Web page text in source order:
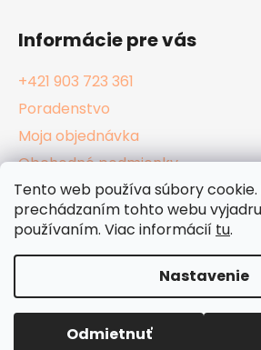
Tento web používa súbory
prechádzaním tohto webu
používaním. Viac informácií tu.
Nastavenie
Odmietnuť
Informácie pre vás
+421 903 723 361
Poradenstvo
Moja objednávka
Obchodné podmienky
Reklamačný poriadok
Podmienky ochrany osobných
Vytvoril
Copyright 2026